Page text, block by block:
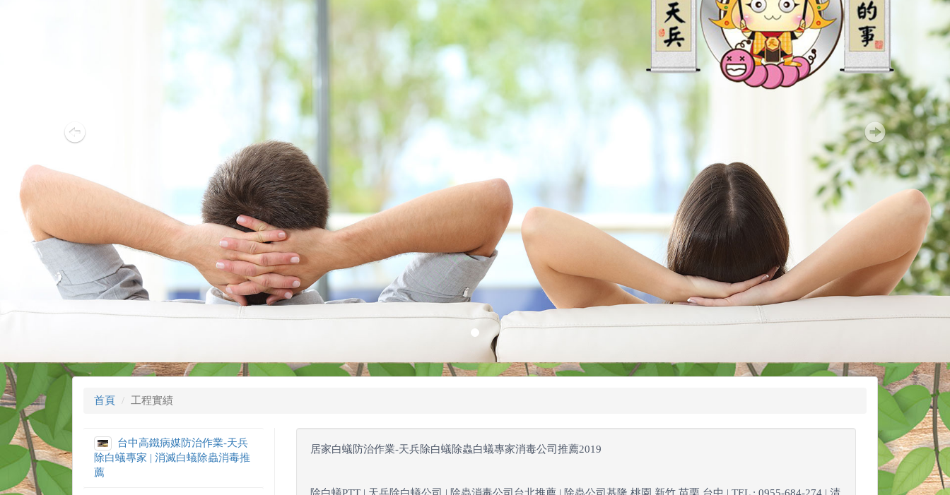
首頁 工程實績
台中高鐵病媒防治作業-天兵
除白蟻專家 | 消滅白蟻除蟲消毒推
薦
居家白蟻防治作業-天兵除白蟻除蟲白蟻專家消毒公司推薦2019
除白蟻PTT | 天兵除白蟻公司 | 除蟲消毒公司台北推薦 | 除蟲公司基隆.桃園.新竹.苗栗.台中 | TEL : 0955-684-274 | 清